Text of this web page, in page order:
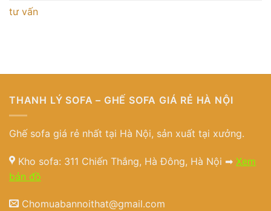
tư vấn
THANH LÝ SOFA – GHẾ SOFA GIÁ RẺ HÀ NỘI
Ghế sofa giá rẻ nhất tại Hà Nội, sản xuất tại xưởng.
Kho sofa: 311 Chiến Thắng, Hà Đông, Hà Nội ➡ Xem
bản đồ
Chomuabannoithat@gmail.com